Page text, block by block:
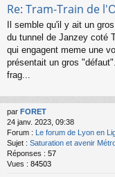
Re: Tram-Train de
Il semble qu'il y ait un
du tunnel de Janzey coté
qui engagent meme une
présentait un gros
frag...
par FORET
24 janv. 2023, 09:38
Forum : Le forum de Lyon en
Sujet : Saturation et avenir
Réponses : 57
Vues : 84503